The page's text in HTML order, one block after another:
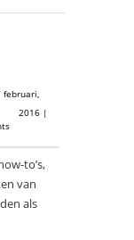
februari,
2016 |
to’s,
van
als